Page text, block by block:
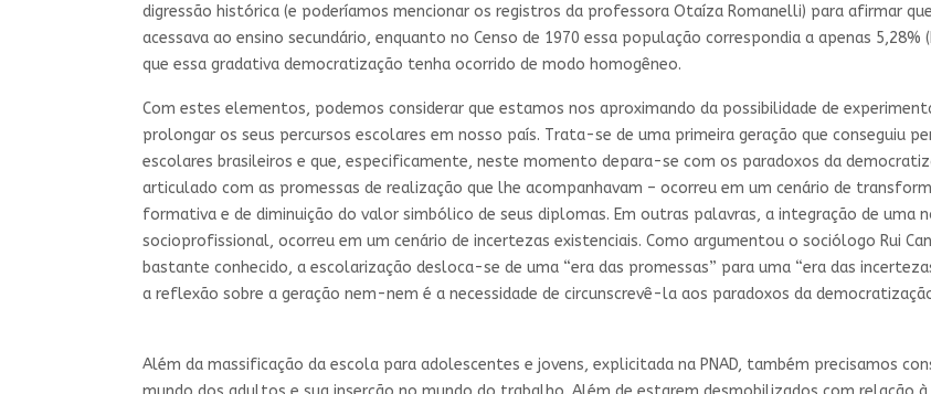
digressão histórica (e poderíamos mencionar os registros da professora Otaíza Romanelli) para afirmar
acessava ao ensino secundário, enquanto no Censo de 1970 essa população correspondia a apenas
que essa gradativa democratização tenha ocorrido de modo homogêneo.
Com estes elementos, podemos considerar que estamos nos aproximando da possibilidade de
prolongar os seus percursos escolares em nosso país. Trata-se de uma primeira geração que conseguiu
escolares brasileiros e que, especificamente, neste momento depara-se com os paradoxos da
articulado com as promessas de realização que lhe acompanhavam – ocorreu em um cenário de
formativa e de diminuição do valor simbólico de seus diplomas. Em outras palavras, a integração de uma
socioprofissional, ocorreu em um cenário de incertezas existenciais. Como argumentou o sociólogo Rui
bastante conhecido, a escolarização desloca-se de uma “era das promessas” para uma “era das
a reflexão sobre a geração nem-nem é a necessidade de circunscrevê-la aos paradoxos da
Além da massificação da escola para adolescentes e jovens, explicitada na PNAD, também precisamos